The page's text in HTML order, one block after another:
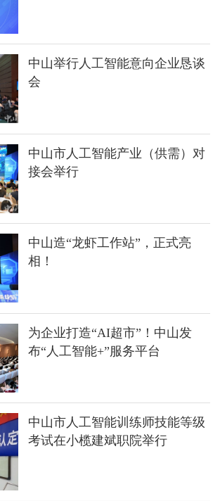
中山举行人工智能意向企业恳谈
会
中山市人工智能产业（供需）对
接会举行
中山造“龙虾工作站”，正式亮
相！
为企业打造“AI超市”！中山发
布“人工智能+”服务平台
中山市人工智能训练师技能等级
考试在小榄建斌职院举行